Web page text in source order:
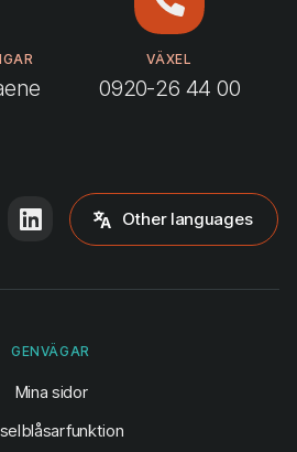
VÄXEL
0920-26 44 00
Other languages
GENVÄGAR
Mina sidor(öppnas i ny flik)